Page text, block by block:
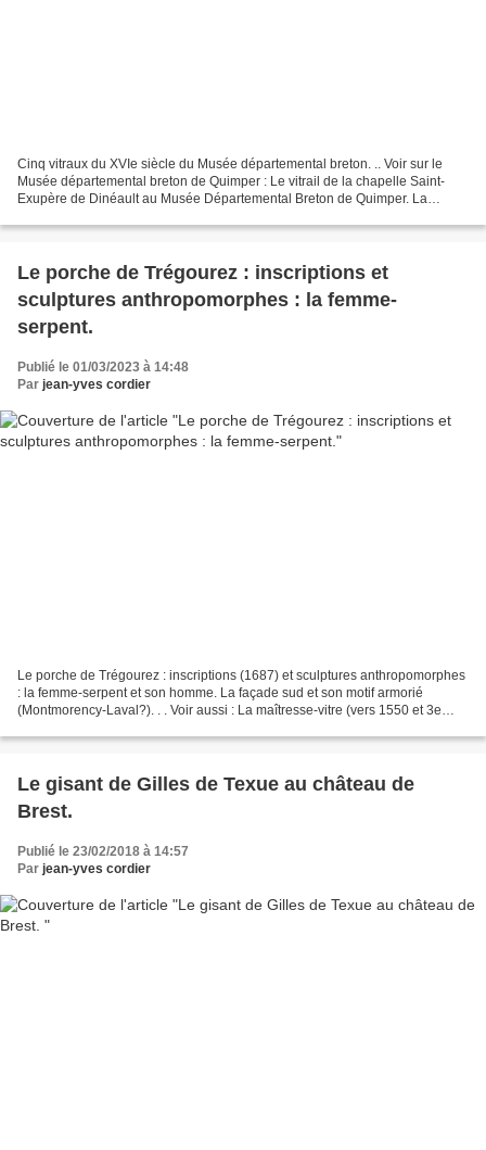
Cinq vitraux du XVIe siècle du Musée départemental breton. .. Voir sur le
Musée départemental breton de Quimper : Le vitrail de la chapelle Saint-
Exupère de Dinéault au Musée Départemental Breton de Quimper. La
Le porche de Trégourez : inscriptions et
sculptures anthropomorphes : la femme-
serpent.
Publié le 01/03/2023 à 14:48
Par jean-yves cordier
Le porche de Trégourez : inscriptions (1687) et sculptures anthropomorphes
: la femme-serpent et son homme. La façade sud et son motif armorié
(Montmorency-Laval?). . . Voir aussi : La maîtresse-vitre (vers 1550 et 3e
Le gisant de Gilles de Texue au château de
Brest.
Publié le 23/02/2018 à 14:57
Par jean-yves cordier